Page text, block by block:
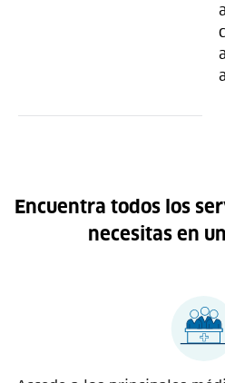
Encuentra todos los
necesitas en